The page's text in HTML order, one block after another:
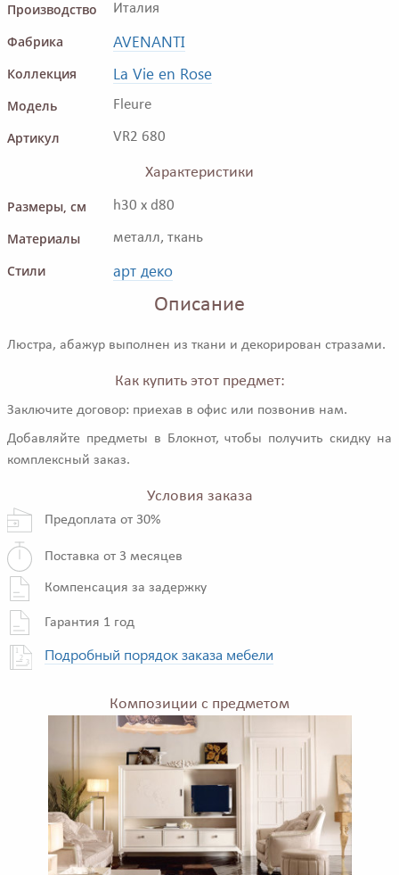
Производство
Италия
Фабрика AVENANTI
Коллекция La Vie en Rose
Модель Fleure
Артикул VR2 680
Характеристики
Размеры, см
h30 x d80
Материалы металл, ткань
Стили арт деко
Описание
Люстра, абажур выполнен из ткани и декорирован стразами.
Как купить этот предмет:
Заключите договор: приехав в офис или позвонив нам.
Добавляйте предметы в Блокнот, чтобы получить скидку на
комплексный заказ.
Условия заказа
Предоплата от 30%
Поставка от 3 месяцев
Компенсация за задержку
Гарантия 1 год
Подробный порядок заказа мебели
Композиции с предметом